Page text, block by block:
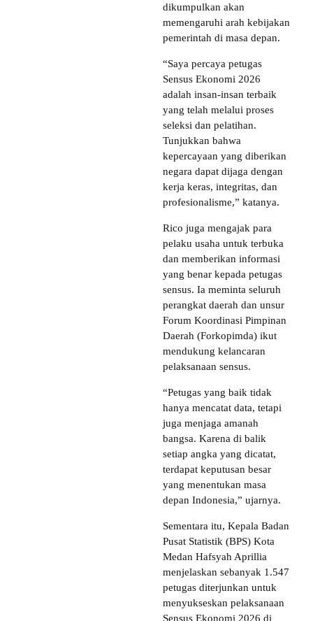
dikumpulkan akan
memengaruhi arah kebijakan
pemerintah di masa depan.
“Saya percaya petugas
Sensus Ekonomi 2026
adalah insan-insan terbaik
yang telah melalui proses
seleksi dan pelatihan.
Tunjukkan bahwa
kepercayaan yang diberikan
negara dapat dijaga dengan
kerja keras, integritas, dan
profesionalisme,” katanya.
Rico juga mengajak para
pelaku usaha untuk terbuka
dan memberikan informasi
yang benar kepada petugas
sensus. Ia meminta seluruh
perangkat daerah dan unsur
Forum Koordinasi Pimpinan
Daerah (Forkopimda) ikut
mendukung kelancaran
pelaksanaan sensus.
“Petugas yang baik tidak
hanya mencatat data, tetapi
juga menjaga amanah
bangsa. Karena di balik
setiap angka yang dicatat,
terdapat keputusan besar
yang menentukan masa
depan Indonesia,” ujarnya.
Sementara itu, Kepala Badan
Pusat Statistik (BPS) Kota
Medan Hafsyah Aprillia
menjelaskan sebanyak 1.547
petugas diterjunkan untuk
menyukseskan pelaksanaan
Sensus Ekonomi 2026 di